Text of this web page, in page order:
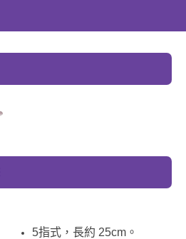
5指式，長約 25cm。